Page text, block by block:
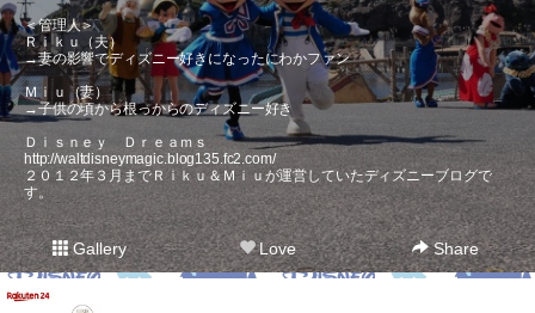
＜管理人＞
Ｒｉｋｕ（夫）
→妻の影響でディズニー好きになったにわかファン
Ｍｉｕ（妻）
→子供の頃から根っからのディズニー好き
Ｄｉｓｎｅｙ Ｄｒｅａｍｓ
http://waltdisneymagic.blog135.fc2.com/
２０１２年３月までＲｉｋｕ＆Ｍｉｕが運営していたディズニーブログで
す。
Gallery Love Share